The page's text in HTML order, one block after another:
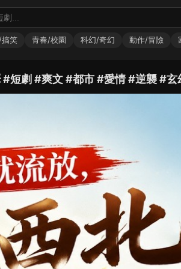
笑 青春/校園 科幻/奇幻 動作/冒險
短劇 #爽文 #都市 #愛情 #逆襲 #